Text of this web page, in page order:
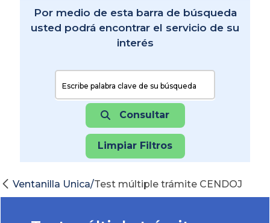
Por medio de esta barra de búsqueda
usted podrá encontrar el servicio de su
interés
Consultar
Limpiar Filtros
Ventanilla Unica/Test múltiple trámite CENDOJ